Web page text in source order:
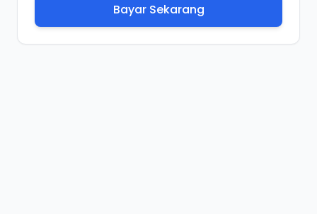
Bayar Sekarang